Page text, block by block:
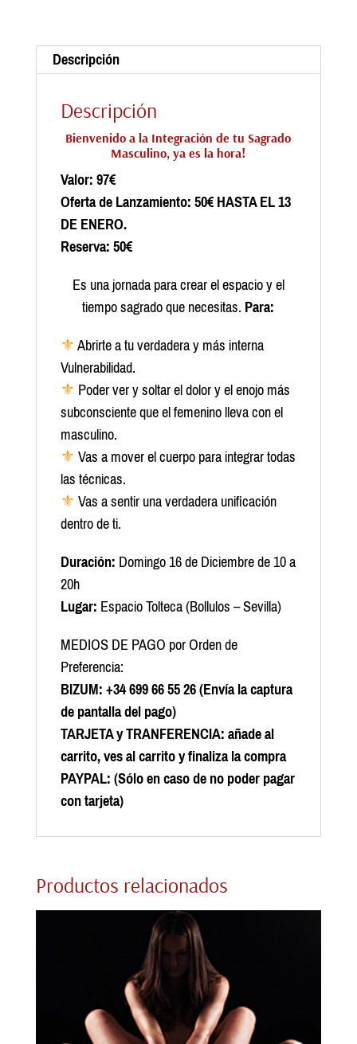
Descripción
Descripción
Bienvenido a la Integración de tu Sagrado
Masculino, ya es la hora!
Valor: 97€
Oferta de Lanzamiento: 50€ HASTA EL 13
DE ENERO.
Reserva: 50€
Es una jornada para crear el espacio y el
tiempo sagrado que necesitas.Para:
⚜Abrirte a tu verdadera y más interna
Vulnerabilidad.
⚜ Poder ver y soltar el dolor y el enojo más
subconsciente que el femenino lleva con el
masculino.
⚜Vas a mover el cuerpo para integrar todas
las técnicas.
⚜Vas a sentir una verdadera unificación
dentro de ti.
Duración:Domingo 16 de Diciembre de 10 a
20h
Lugar:Espacio Tolteca (Bollulos – Sevilla)
MEDIOS DE PAGO por Orden de
Preferencia:
BIZUM: +34 699 66 55 26 (Envía la captura
de pantalla del pago)
TARJETA y TRANFERENCIA: añade al
carrito, ves al carrito y finaliza la compra
PAYPAL:(Sólo en caso de no poder pagar
con tarjeta)
Productos relacionados